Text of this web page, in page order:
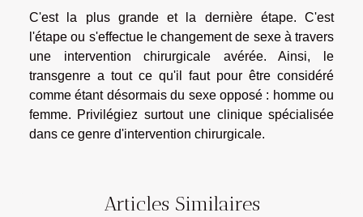
C'est la plus grande et la dernière étape. C'est
l'étape ou s'effectue le changement de sexe à travers
une intervention chirurgicale avérée. Ainsi, le
transgenre a tout ce qu'il faut pour être considéré
comme étant désormais du sexe opposé : homme ou
femme. Privilégiez surtout une clinique spécialisée
dans ce genre d'intervention chirurgicale.
Articles Similaires